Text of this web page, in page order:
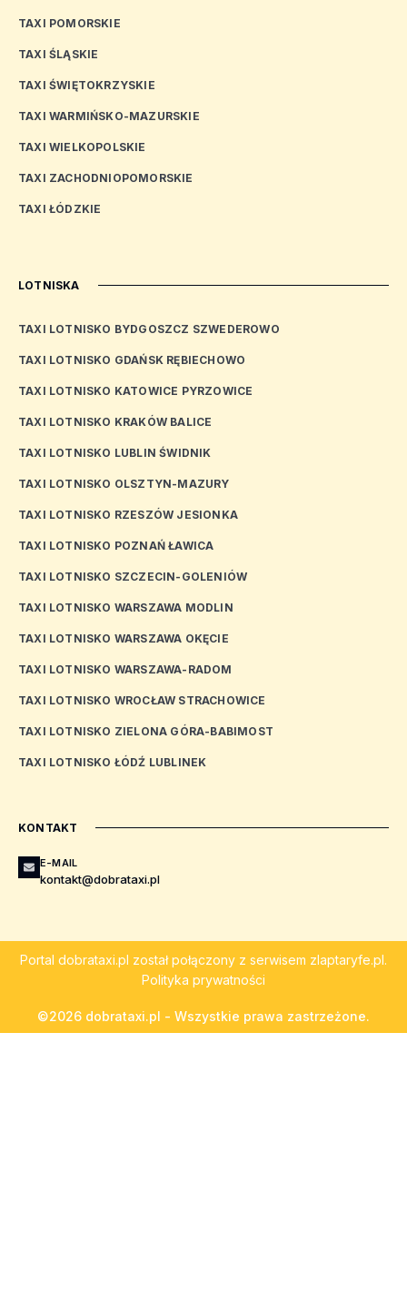
TAXI POMORSKIE
TAXI ŚLĄSKIE
TAXI ŚWIĘTOKRZYSKIE
TAXI WARMIŃSKO-MAZURSKIE
TAXI WIELKOPOLSKIE
TAXI ZACHODNIOPOMORSKIE
TAXI ŁÓDZKIE
LOTNISKA
TAXI LOTNISKO BYDGOSZCZ SZWEDEROWO
TAXI LOTNISKO GDAŃSK RĘBIECHOWO
TAXI LOTNISKO KATOWICE PYRZOWICE
TAXI LOTNISKO KRAKÓW BALICE
TAXI LOTNISKO LUBLIN ŚWIDNIK
TAXI LOTNISKO OLSZTYN-MAZURY
TAXI LOTNISKO RZESZÓW JESIONKA
TAXI LOTNISKO POZNAŃ ŁAWICA
TAXI LOTNISKO SZCZECIN-GOLENIÓW
TAXI LOTNISKO WARSZAWA MODLIN
TAXI LOTNISKO WARSZAWA OKĘCIE
TAXI LOTNISKO WARSZAWA-RADOM
TAXI LOTNISKO WROCŁAW STRACHOWICE
TAXI LOTNISKO ZIELONA GÓRA-BABIMOST
TAXI LOTNISKO ŁÓDŹ LUBLINEK
KONTAKT
E-MAIL
kontakt@dobrataxi.pl
Portal dobrataxi.pl został połączony z serwisem zlaptaryfe.pl.
Polityka prywatności
©2026 dobrataxi.pl - Wszystkie prawa zastrzeżone.